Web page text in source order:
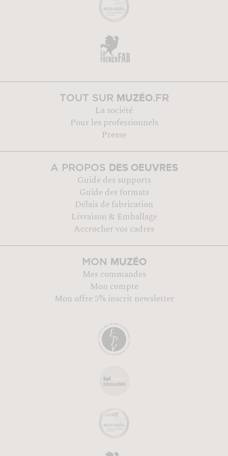
TOUT SUR MUZÉO.FR
La société
Pour les professionnels
Presse
A PROPOS DES OEUVRES
Guide des supports
Guide des formats
Délais de fabrication
Livraison & Emballage
Accrocher vos cadres
MON MUZÉO
Mes commandes
Mon compte
Mon offre 5% inscrit newsletter